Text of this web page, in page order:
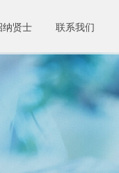
纳贤士 联系我们